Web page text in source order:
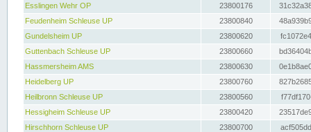
Esslingen Wehr OP
23800176
Feudenheim Schleuse UP
23800840
Gundelsheim UP
23800620
Guttenbach Schleuse UP
23800660
Hassmersheim AMS
23800630
Heidelberg UP
23800760
Heilbronn Schleuse UP
23800560
Hessigheim Schleuse UP
23800420
Hirschhorn Schleuse UP
23800700